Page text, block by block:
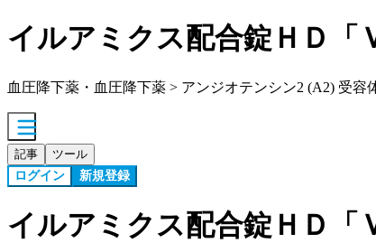
イルアミクス配合錠ＨＤ「
血圧降下薬・血圧降下薬 > アンジオテンシン2 (A2) 受容
記事 ツール
ログイン 新規登録
イルアミクス配合錠ＨＤ「